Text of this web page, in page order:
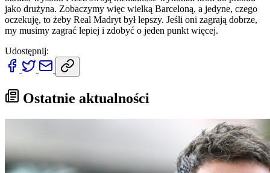
jako drużyna. Zobaczymy więc wielką Barceloną, a jedyne, czego
oczekuję, to żeby Real Madryt był lepszy. Jeśli oni zagrają dobrze,
my musimy zagrać lepiej i zdobyć o jeden punkt więcej.
Udostępnij:
Ostatnie aktualności